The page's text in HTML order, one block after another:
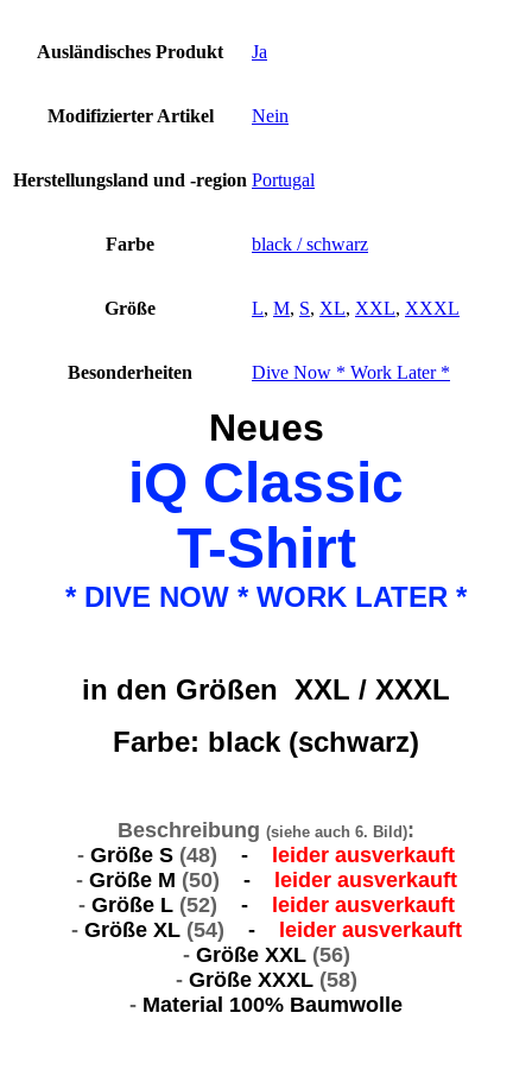
Ausländisches Produkt Ja
Modifizierter Artikel Nein
Herstellungsland und -region Portugal
Farbe black / schwarz
Größe L, M, S, XL, XXL, XXXL
Besonderheiten Dive Now * Work Later *
Neues
iQ Classic
T-Shirt
* DIVE NOW * WORK LATER *
in den Größen XXL / XXXL
Farbe: black (schwarz)
Beschreibung (siehe auch 6. Bild):
- Größe S (48) -
leider ausverkauft
- Größe M (50) -
leider ausverkauft
- Größe L (52) -
leider ausverkauft
- Größe XL (54) -
leider ausverkauft
- Größe XXL (56)
- Größe XXXL (58)
- Material 100% Baumwolle